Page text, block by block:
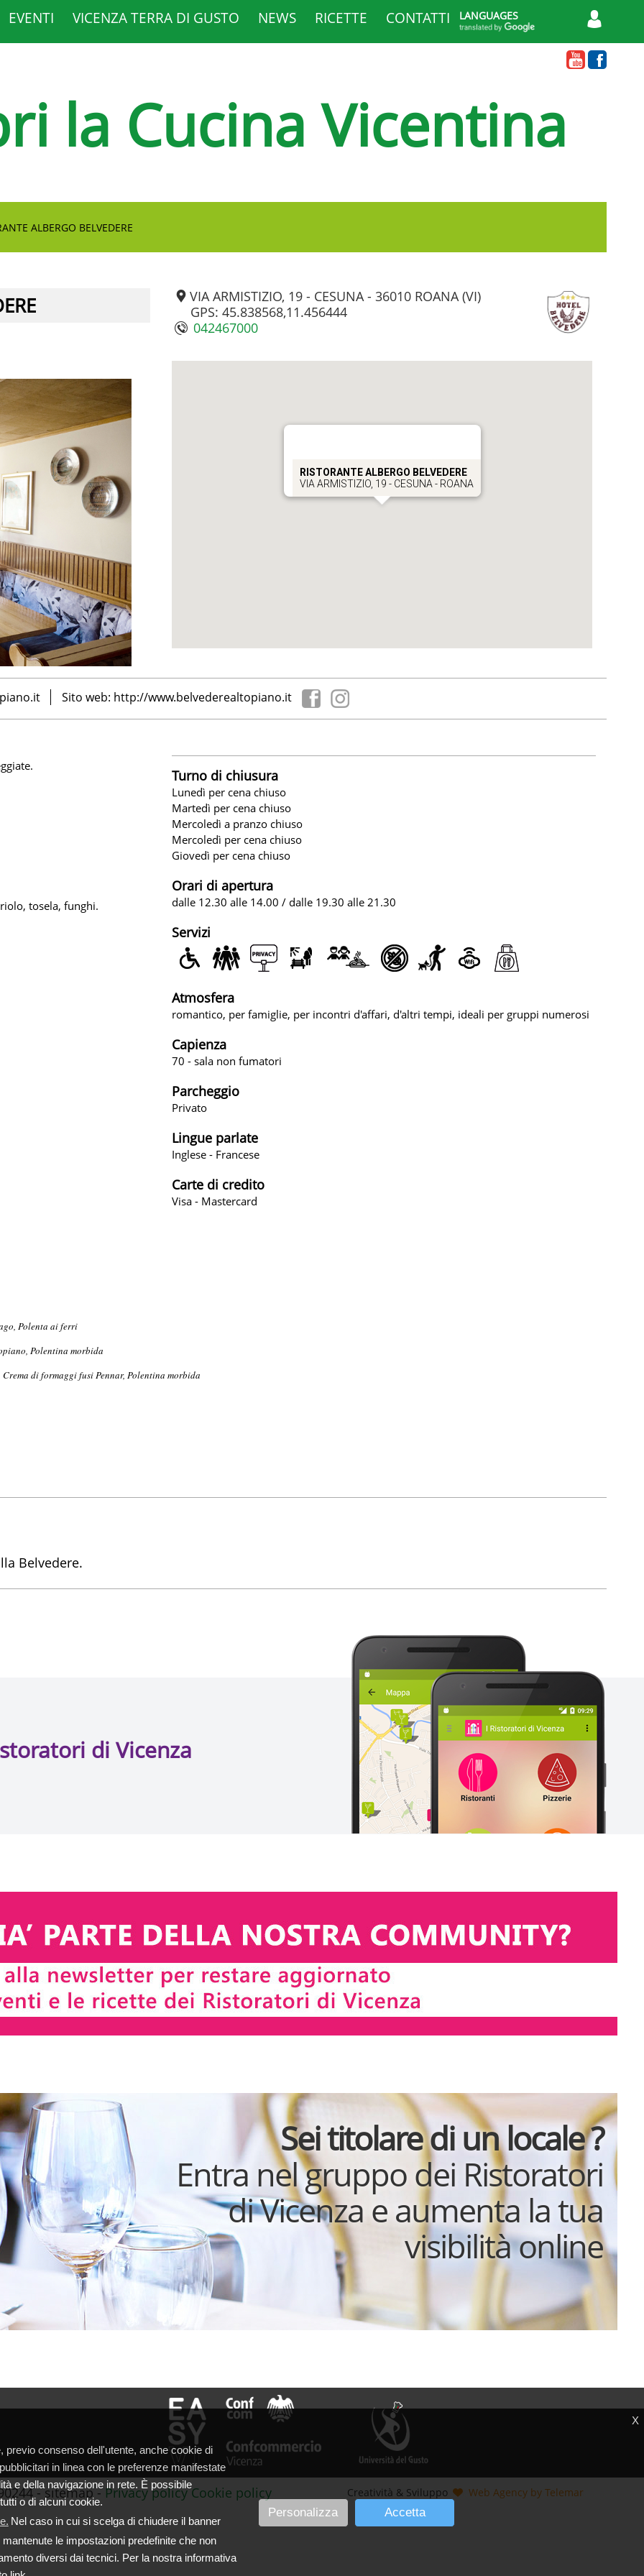
X
consenso dell'utente, anche cookie di
in linea con le preferenze manifestate
e della navigazione in rete. È possibile
o di alcuni cookie.
Nel caso in cui si scelga di chiudere il banner
le impostazioni predefinite che non
diversi dai tecnici. Per la nostra informativa
Personalizza Accetta
EVENTI VICENZA TERRA DI GUSTO NEWS RICETTE CONTATTI LANGUAGES
la Cucina Vicentina
ALBERGO BELVEDERE
VIA ARMISTIZIO, 19 - CESUNA - 36010 ROANA (VI)
GPS: 45.838568,11.456444
042467000
RISTORANTE ALBERGO BELVEDERE
VIA ARMISTIZIO, 19 - CESUNA - ROANA
Sito web: http://www.belvederealtopiano.it
tosela, funghi.
Turno di chiusura
Lunedì per cena chiuso
Martedì per cena chiuso
Mercoledì a pranzo chiuso
Mercoledì per cena chiuso
Giovedì per cena chiuso
Orari di apertura
dalle 12.30 alle 14.00 / dalle 19.30 alle 21.30
Servizi
Atmosfera
romantico, per famiglie, per incontri d'affari, d'altri tempi, ideali per gruppi numerosi
Capienza
70 - sala non fumatori
Parcheggio
Privato
Lingue parlate
Inglese - Francese
Carte di credito
Visa - Mastercard
Polenta ai ferri
Polentina morbida
di formaggi fusi Pennar, Polentina morbida
Belvedere.
di Vicenza
Sei titolare di un locale ?
Entra nel gruppo dei Ristoratori
di Vicenza e aumenta la tua
visibilità online
- sitemap -Privacy policy Cookie policy Creatività & Sviluppo Web Agency by Telemar